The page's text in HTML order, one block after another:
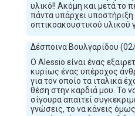
υλικό!! Ακόμη και μετά το
πάντα υπάρχει υποστήριξη
οπτικοακουστικού υλικού
Δέσποινα Βουλγαρίδου
Ο Alessio είναι ένας
κυρίως ένας υπέροχος
για τον οποίο τα ιταλικά
θέση στην καρδιά μου. Το
σίγουρα απαιτεί
γνώσεις, το να κάνεις